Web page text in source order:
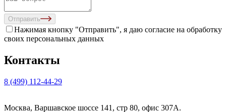
Отправить
Нажимая кнопку "Отправить", я даю согласие на обработку
своих персональных данных
Контакты
8 (499) 112-44-29
Москва, Варшавское шоссе 141, стр 80, офис 307А.